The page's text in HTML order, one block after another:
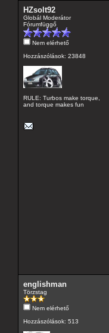
HZsolt92
Globál Moderátor
Fórumfüggő
Nem elérhető
Hozzászólások: 23848
RULE: Turbos make torque,
and torque makes fun
englishman
Törzstag
Nem elérhető
Hozzászólások: 513